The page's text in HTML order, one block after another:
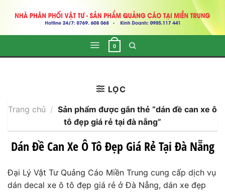
0
Dán Đề Can Xe Ô Tô Đẹp Giá Rẻ Tại Đà Nẵng
Trang chủ / Sản phẩm được gắn thẻ “dán đề can xe ô
tô đẹp giá rẻ tại đà nẵng”
LỌC
Đại Lý Vật Tư Quảng Cáo Miền Trung cung cấp dịch vụ
dán decal xe ô tô đẹp giá rẻ ở Đà Nẵng, dán xe đẹp